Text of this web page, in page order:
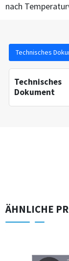
nach
Technisches
Technisches
Dokument
ÄHNLICHE